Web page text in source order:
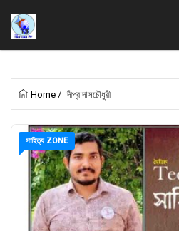
Home / দীপ্র দাসচৌধুরী
সাহিত্য ZONE